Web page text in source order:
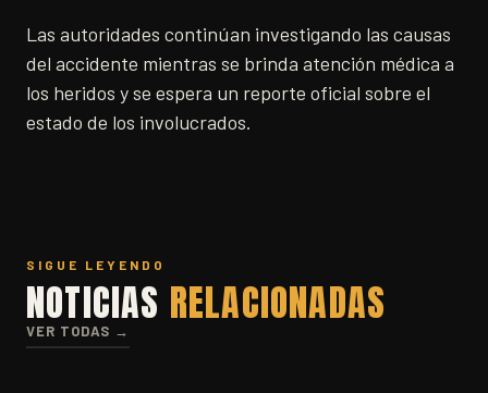
Las autoridades continúan investigando las causas
del accidente mientras se brinda atención médica a
los heridos y se espera un reporte oficial sobre el
estado de los involucrados.
SIGUE LEYENDO
NOTICIAS RELACIONADAS
VER TODAS →